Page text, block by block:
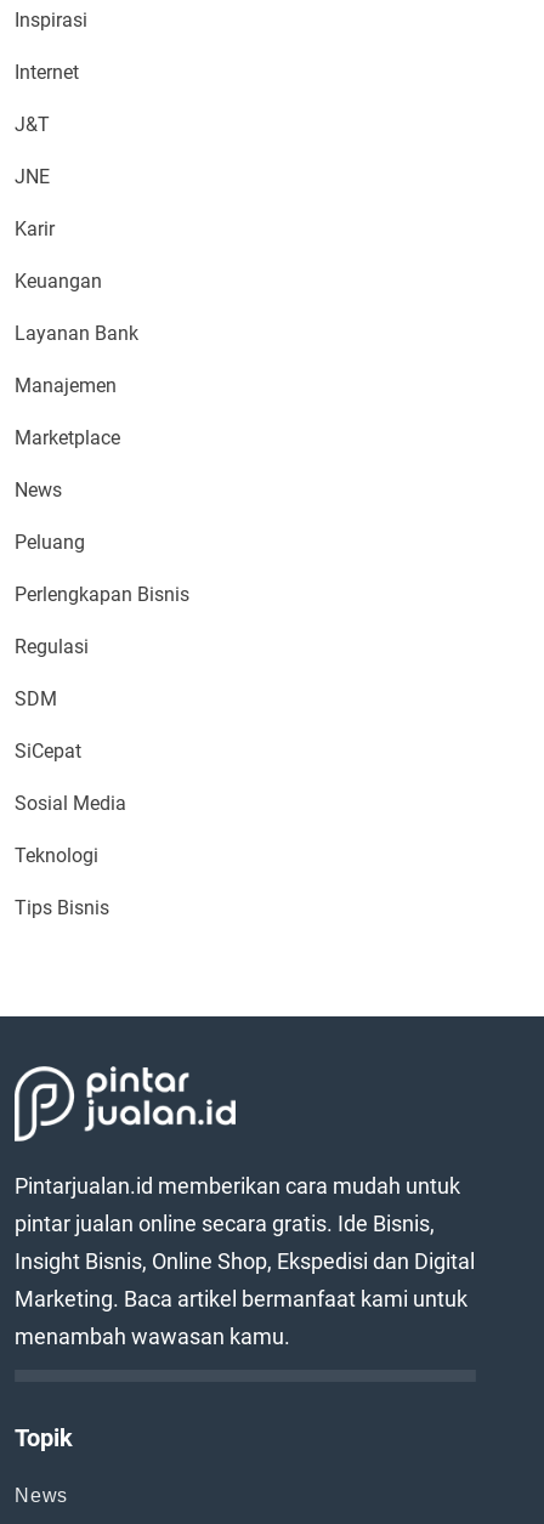
Inspirasi
Internet
J&T
JNE
Karir
Keuangan
Layanan Bank
Manajemen
Marketplace
News
Peluang
Perlengkapan Bisnis
Regulasi
SDM
SiCepat
Sosial Media
Teknologi
Tips Bisnis
Pintarjualan.id memberikan cara mudah untuk
pintar jualan online secara gratis. Ide Bisnis,
Insight Bisnis, Online Shop, Ekspedisi dan Digital
Marketing. Baca artikel bermanfaat kami untuk
menambah wawasan kamu.
Topik
News